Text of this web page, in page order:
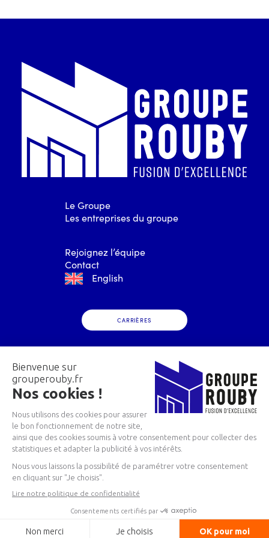
Le Groupe
Les entreprises du groupe
Rejoignez l’équipe
Contact
English
CARRIÈRES
Groupe Rouby – Tous droits réservés
Conception et réalisation web : agence digitale
idealcoms.net
Mentions légales et politique de confidentialité